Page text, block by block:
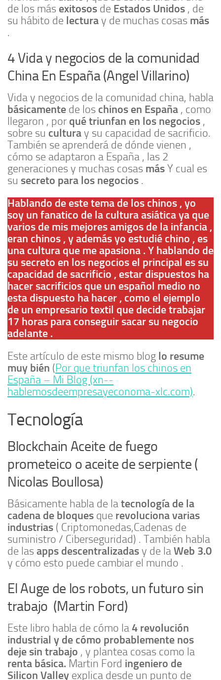
de los más exitosos de Estados Unidos , de
su hábito de lecturay de muchas cosas más
.
4 Vida y negocios de la comunidad
China En España (Angel Villarino)
Vida y negocios de la comunidad china, habla
básicamente de los chinos en España , como
llegaron , por qué triunfan en los negocios ,
sobre su culturay su capacidad de sacrificio.
También se aprenderá de dónde vienen ,
cómo se adaptaron a España , las 2
generaciones y muchas cosas másY cual es
su secreto para los negocios .
Hablando de este tema de los chinos , yo
soy un fanatico de la cultura asiática ya que
varios de mis mejores amigos de la infancia ,
eran chinos , y además yo estudié chino , es
una cultura que me apasiona . Y hablando de
su secreto en los negocios el principal es su
capacidad de sacrificio , estar dispuestos ha
hacer sacrificios que un español medio no
esta dispuesto ha hacer , como el ejemplo
de un empresario textil que decide trabajar
17 horas para conseguir sacar su negocio
adelante .
Este artículo de este mismo blog lo resume
muy bién (Por que triunfan los chinos en
España – Mi Blog (xn--
hablemosdeempresayeconoma-xlc.com).
Tecnología
Blockchain Aceite de fuego
prometeico o aceite de serpiente (
Nicolas Boullosa)
Básicamente habla de latecnología de la
cadena de bloques que revoluciona varias
industrias ( Criptomonedas,Cadenas de
suministro / Ciberseguridad) . También habla
de lasapps descentralizadasy de laWeb 3.0
y cómo esto puede cambiar el mundo .
El Auge de los robots, un futuro sin
trabajo (Martin Ford)
Este libro habla de cómo la 4 revolución
industrial y de cómo probablemente nos
deje sin trabajo , y plantea cosas como la
renta básica. Martin Ford ingeniero de
Silicon Valley explica desde un punto de